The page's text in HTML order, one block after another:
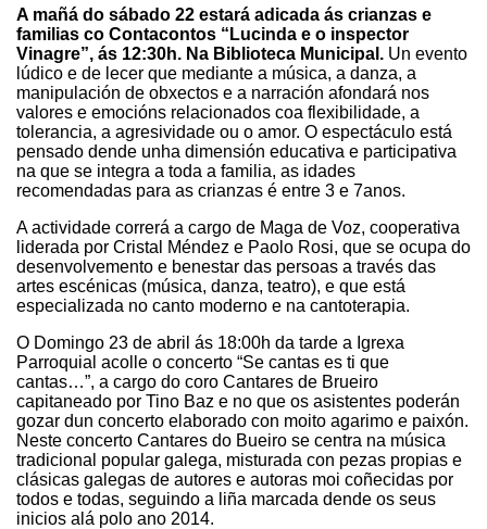
A mañá do sábado 22 estará adicada ás crianzas e
familias co Contacontos “Lucinda e o inspector
Vinagre”, ás 12:30h. Na Biblioteca Municipal. Un evento
lúdico e de lecer que mediante a música, a danza, a
manipulación de obxectos e a narración afondará nos
valores e emocións relacionados coa flexibilidade, a
tolerancia, a agresividade ou o amor. O espectáculo está
pensado dende unha dimensión educativa e participativa
na que se integra a toda a familia, as idades
recomendadas para as crianzas é entre 3 e 7anos.
A actividade correrá a cargo de Maga de Voz, cooperativa
liderada por Cristal Méndez e Paolo Rosi, que se ocupa do
desenvolvemento e benestar das persoas a través das
artes escénicas (música, danza, teatro), e que está
especializada no canto moderno e na cantoterapia.
O Domingo 23 de abril ás 18:00h da tarde a Igrexa
Parroquial acolle o concerto “Se cantas es ti que
cantas…”, a cargo do coro Cantares de Brueiro
capitaneado por Tino Baz e no que os asistentes poderán
gozar dun concerto elaborado con moito agarimo e paixón.
Neste concerto Cantares do Bueiro se centra na música
tradicional popular galega, misturada con pezas propias e
clásicas galegas de autores e autoras moi coñecidas por
todos e todas, seguindo a liña marcada dende os seus
inicios alá polo ano 2014.